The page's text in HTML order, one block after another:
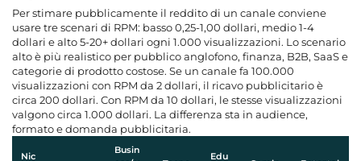
Per stimare pubblicamente il reddito di un canale conviene
usare tre scenari di RPM: basso 0,25-1,00 dollari, medio 1-4
dollari e alto 5-20+ dollari ogni 1.000 visualizzazioni. Lo scenario
alto è più realistico per pubblico anglofono, finanza, B2B, SaaS e
categorie di prodotto costose. Se un canale fa 100.000
visualizzazioni con RPM da 2 dollari, il ricavo pubblicitario è
circa 200 dollari. Con RPM da 10 dollari, le stesse visualizzazioni
valgono circa 1.000 dollari. La differenza sta in audience,
formato e domanda pubblicitaria.
Nic
Busin
Edu